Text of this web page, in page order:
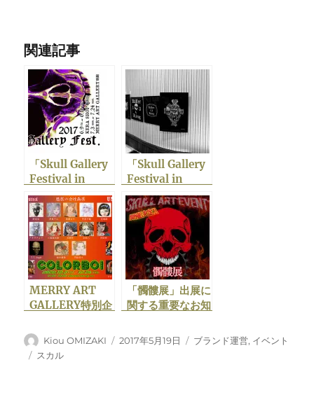
関連記事
「Skull Gallery
Festival in
MERRY ART
GALLERY別館」
出展情報
「Skull Gallery
Festival in
MERRY ART
GALLERY別館」
開催中につき
MERRY ART
GALLERY特別企
「COLORBOI」
出展告知
「髑髏展」出展に
関する重要なお知
投
稿
Kiou OMIZAKI
投
2017年5月19日
カ
ブランド運営, イベント
タ
スカル